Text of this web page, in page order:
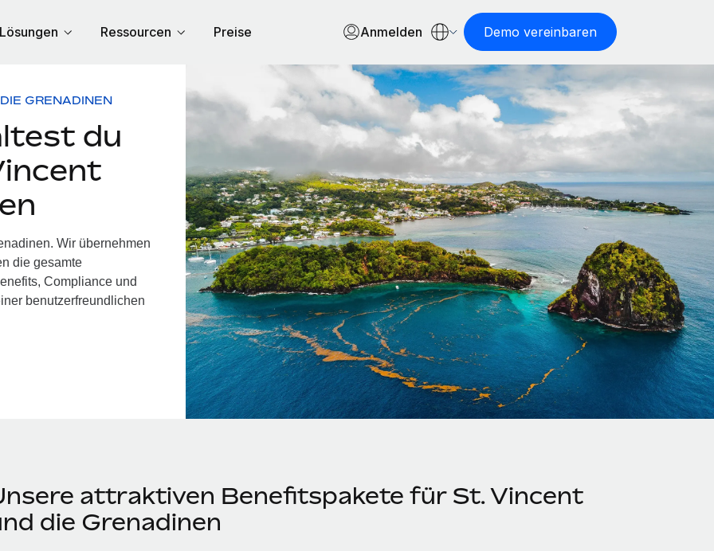
Ressourcen Preise Anmelden Demo vereinbaren
GRENADINEN
du
Wir übernehmen
die gesamte
Compliance und
benutzerfreundlichen
attraktiven Benefitspakete für St. Vincent
die Grenadinen